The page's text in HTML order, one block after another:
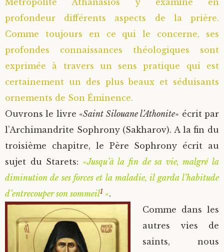
Métropolite Athanasios y examine en
profondeur différents aspects de la prière.
Comme toujours en ce qui le concerne, ses
profondes connaissances théologiques sont
exprimée à travers un sens pratique qui est
certainement un des plus beaux et séduisants
ornements de Son Éminence.
Ouvrons le livre «Saint Silouane l’Athonite» écrit par
l’Archimandrite Sophrony (Sakharov). A la fin du
troisième chapitre, le Père Sophrony écrit au
sujet du Starets: «Jusqu’à la fin de sa vie, malgré la
diminution de ses forces et la maladie, il garda l’habitude
d’entrecouper son sommeil1 ».
Comme dans les
autres vies de
saints, nous